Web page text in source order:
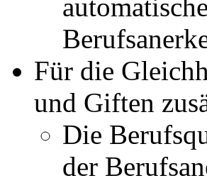
Für die
und Giften
Die
der